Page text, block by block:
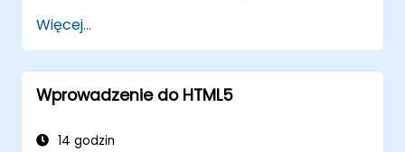
Strukturyzować aplikacje PHP zgodnie z
uznanymi w branży najlepszymi
praktykami.
Integrować wzorce z nowoczesnymi
Zend.
Więcej...
Wprowadzenie do HTML5
14 godzin